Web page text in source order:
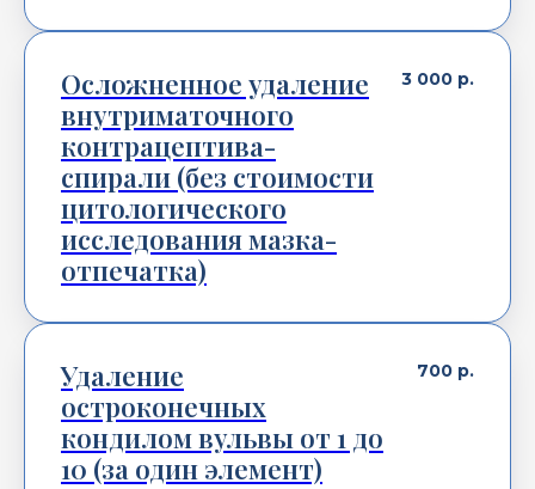
Осложненное удаление
внутриматочного
контрацептива-
спирали (без стоимости
цитологического
исследования мазка-
отпечатка)
3 000 р.
Удаление
остроконечных
кондилом вульвы от 1 до
10 (за один элемент)
700 р.